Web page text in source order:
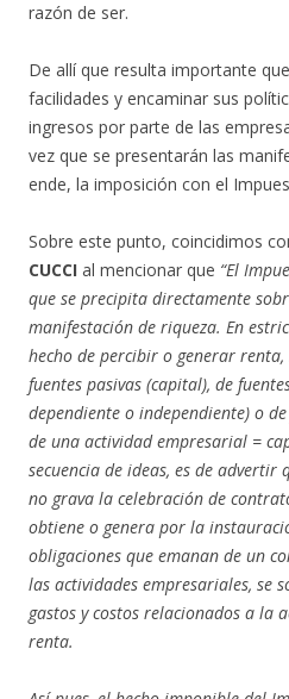
razón de ser.
De allí que resulta importante
facilidades y encaminar sus
ingresos por parte de las
vez que se presentarán las
ende, la imposición con el
Sobre este punto, coincidimos
CUCCI al mencionar que “El
que se precipita directamente
manifestación de riqueza. En
hecho de percibir o generar
fuentes pasivas (capital), de
dependiente o independiente) o
de una actividad empresarial =
secuencia de ideas, es de advertir
no grava la celebración de
obtiene o genera por la
obligaciones que emanan de un
las actividades empresariales, se
gastos y costos relacionados a la
renta.